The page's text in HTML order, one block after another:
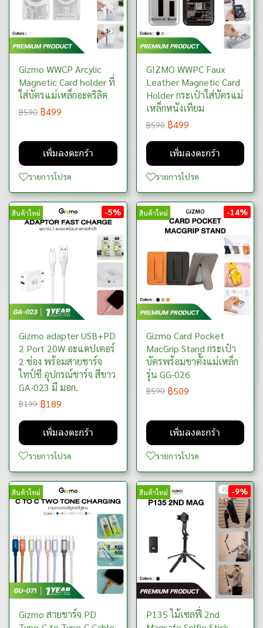
Gizmo WWCP Arcylic
Magnetic Card holder ที่
ใส่บัตรแม่เหล็กอะคริลิค
฿590 ฿499
เพิ่มลงตะกร้า
รายการโปรด
GIZMO WWPC Faux
Leather Magnetic Card
Holder กระเป๋าใส่บัตรแม่
เหล็กหนังเทียม
฿590 ฿499
เพิ่มลงตะกร้า
รายการโปรด
สินค้าใหม่ -5%
Gizmo adapter USB+PD
2 Port 20W อะแดปเตอร์
2 ช่อง พร้อมสายชาร์จ
ไทป์ซี อุปกรณ์ชาร์จ สีขาว
GA-023 มี มอก.
฿199 ฿189
เพิ่มลงตะกร้า
รายการโปรด
สินค้าใหม่ -14%
Gizmo Card Pocket
MacGrip Stand กระเป๋า
บัตรพร้อมขาตั้งแม่เหล็ก
รุ่น GG-026
฿590 ฿509
เพิ่มลงตะกร้า
รายการโปรด
สินค้าใหม่
Gizmo สายชาร์จ PD
สินค้าใหม่ -9%
P135 ไม้เซลฟี่ 2nd